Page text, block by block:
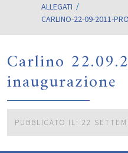
ALLEGATI
CARLINO-22-09-2011-
Carlino
inaugurazione
PUBBLICATO IL: 22